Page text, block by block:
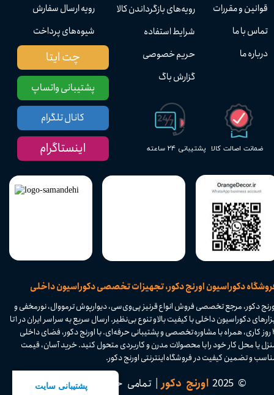
دکوراسیون اورنج دکور، تجهیزات تخصصی دکوراسیون داخلی
پشتیبانی ۲۴ ساعته ضمانت اصالت کالا
رویه ارسال سفارش
شیوه‌های پرداخت
رویه‌های بازگرداندن کالا
شرایط استفاده
حریم خصوصی
گزارش باگ
قوانین و مقررات
تماس با ما
درباره ما
دکور، مرجع تخصصی فروش انواع قرنیز پی‌وی‌سی، دیوارپوش ترمووال، نورمخفی و
ابزارهای دکوراسیون داخلی با کیفیت بالا و تنوع بی‌نظیر. ارسال سریع به سراسر ایران در ۱ تا
۴ روز کاری، همراه با مشاوره تخصصی و پشتیبانی حرفه‌ای. با اورنج دکور، فضای داخلی
یا محل کار خود را با محصولات مدرن و کاربردی متحول کنید. خرید آسان، قیمت
و تضمین کیفیت در فروشگاه اینترنتی اورنج دکور.​​​​​​​
© 2025 اورنج دکور| تمامی حقوق محفوظ است.​​​​​​​
پشتیبانی واتساپ
چت ایتا
کانال تلگرام
اینستاگرام